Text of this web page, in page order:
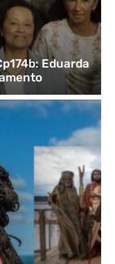
Eduarda